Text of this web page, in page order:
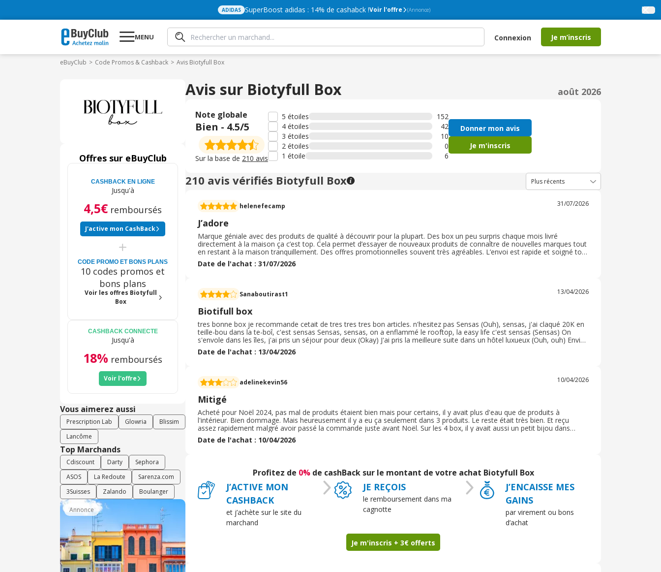
ADIDAS SuperBoost adidas : 14% de cashabck !Voir l'offre (Annonce)
MENU Connexion Je m’inscris
eBuyClub Code Promos & Cashback Avis Biotyfull Box
Offres sur eBuyClub
CASHBACK EN LIGNE
Jusqu'à
4,5€ remboursés
J'active mon CashBack
CODE PROMO ET BONS PLANS
10 codes promos et
bons plans
Voir les offres Biotyfull
Box
CASHBACK CONNECTE
Jusqu'à
18% remboursés
Voir l'offre
Vous aimerez aussi
Prescription Lab Glowria
Blissim
Lancôme
Top Marchands
Cdiscount Darty
Sephora
ASOS
La Redoute
Sarenza.com
3Suisses
Zalando Boulanger
Annonce
Avis sur Biotyfull Box août 2026
Note globale
Bien - 4.5/5
Sur la base de 210 avis
5 étoiles
152
4 étoiles
42
3 étoiles
10
2 étoiles
0
1 étoile
6
Donner mon avis
Je m'inscris
210 avis vérifiés Biotyfull Box
helenefecamp 31/07/2026
J’adore
Marque géniale avec des produits de qualité à découvrir pour la plupart. Des box un peu surpris chaque mois livré
directement à la maison ça c’est top. Cela permet d’essayer de nouveaux produits de connaître de nouvelles marques tout
en restant à la maison tranquillement. Des offres promotionnelles souvent très agréables. L’envoi est rapide et soigné tout
dans les petites boites, hyper jolies et pratiques pour le garder et ranger à la maison Un abonnement ou pas à vous de
choisir la formule qui vous convient le plus ou que vous préférez si si j’arrive
Date de l'achat : 31/07/2026
Sanaboutirast1 13/04/2026
Biotifull box
tres bonne box je recommande cetait de tres tres tres bon articles. n'hesitez pas Sensas (Ouh), sensas, j'ai claqué 20K en
teille-bou dans la te-boî, c'est sensas Sensas, sensas, on a enflammé le rooftop, la easy life c'est sensas (Sensas) On
s'envole dans les îles, j'ai pris un séjour pour deux (Okay) J'ai pris la meilleure suite dans un hôtel luxueux (Ouh, ouh) Envie
d'passer ma life sur un gros yacht monstrueux (Eh-eh) À la Burj Khalifa, j'piste les fontaines lumineuses (Okay) J'vais
t'prendre une belle parure tout en or fin J'sais qu't'avais un kiff, c'est nager avec les dauphins (Ouh, ouh) Vacaciones,
Date de l'achat : 13/04/2026
adelinekevin56 10/04/2026
Mitigé
Acheté pour Noël 2024, pas mal de produits étaient bien mais pour certains, il y avait plus d'eau que de produits à
l'intérieur. Bien dommage. Mais heureusement il y a eu ça seulement dans 3 produits. Le reste était très bien. Et reçu
assez rapidement malgré avoir passé la commande juste avant Noël. Sur les 4 box, il y avait aussi un petit bijou dans
chacune des box. Très mignon. Offert à mes deux sœurs ainsi que ma mère et elles ont été très contente des produits
qu'elles ont eu. Je recommande tout de même.
Date de l'achat : 10/04/2026
Profitez de 0%de cashBack sur le montant de votre achat Biotyfull Box
J’ACTIVE MON
CASHBACK
et j’achète sur le site du
marchand
JE REÇOIS
le remboursement dans ma
cagnotte
J’ENCAISSE MES
GAINS
par virement ou bons
d’achat
Je m'inscris + 3€ offerts